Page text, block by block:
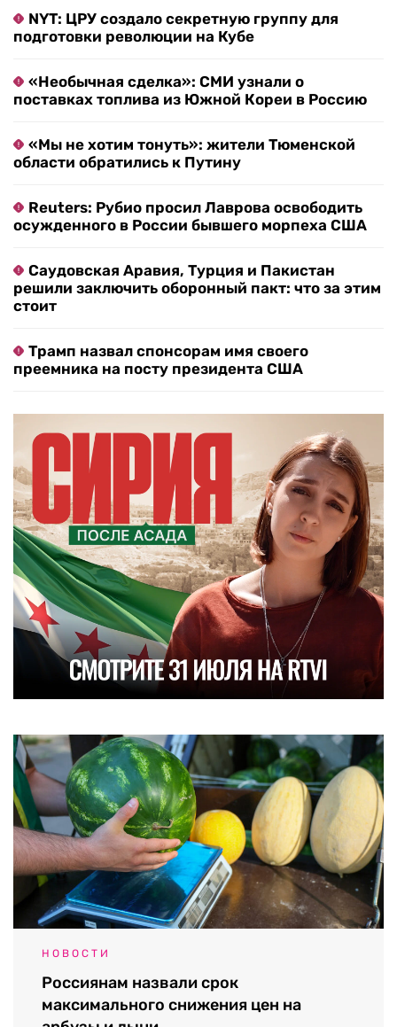
NYT: ЦРУ создало секретную группу для
подготовки революции на Кубе
«Необычная сделка»: СМИ узнали о
поставках топлива из Южной Кореи в Россию
«Мы не хотим тонуть»: жители Тюменской
области обратились к Путину
Reuters: Рубио просил Лаврова освободить
осужденного в России бывшего морпеха США
Саудовская Аравия, Турция и Пакистан
решили заключить оборонный пакт: что за этим
стоит
Трамп назвал спонсорам имя своего
преемника на посту президента США
НОВОСТИ
Россиянам назвали срок
максимального снижения цен на